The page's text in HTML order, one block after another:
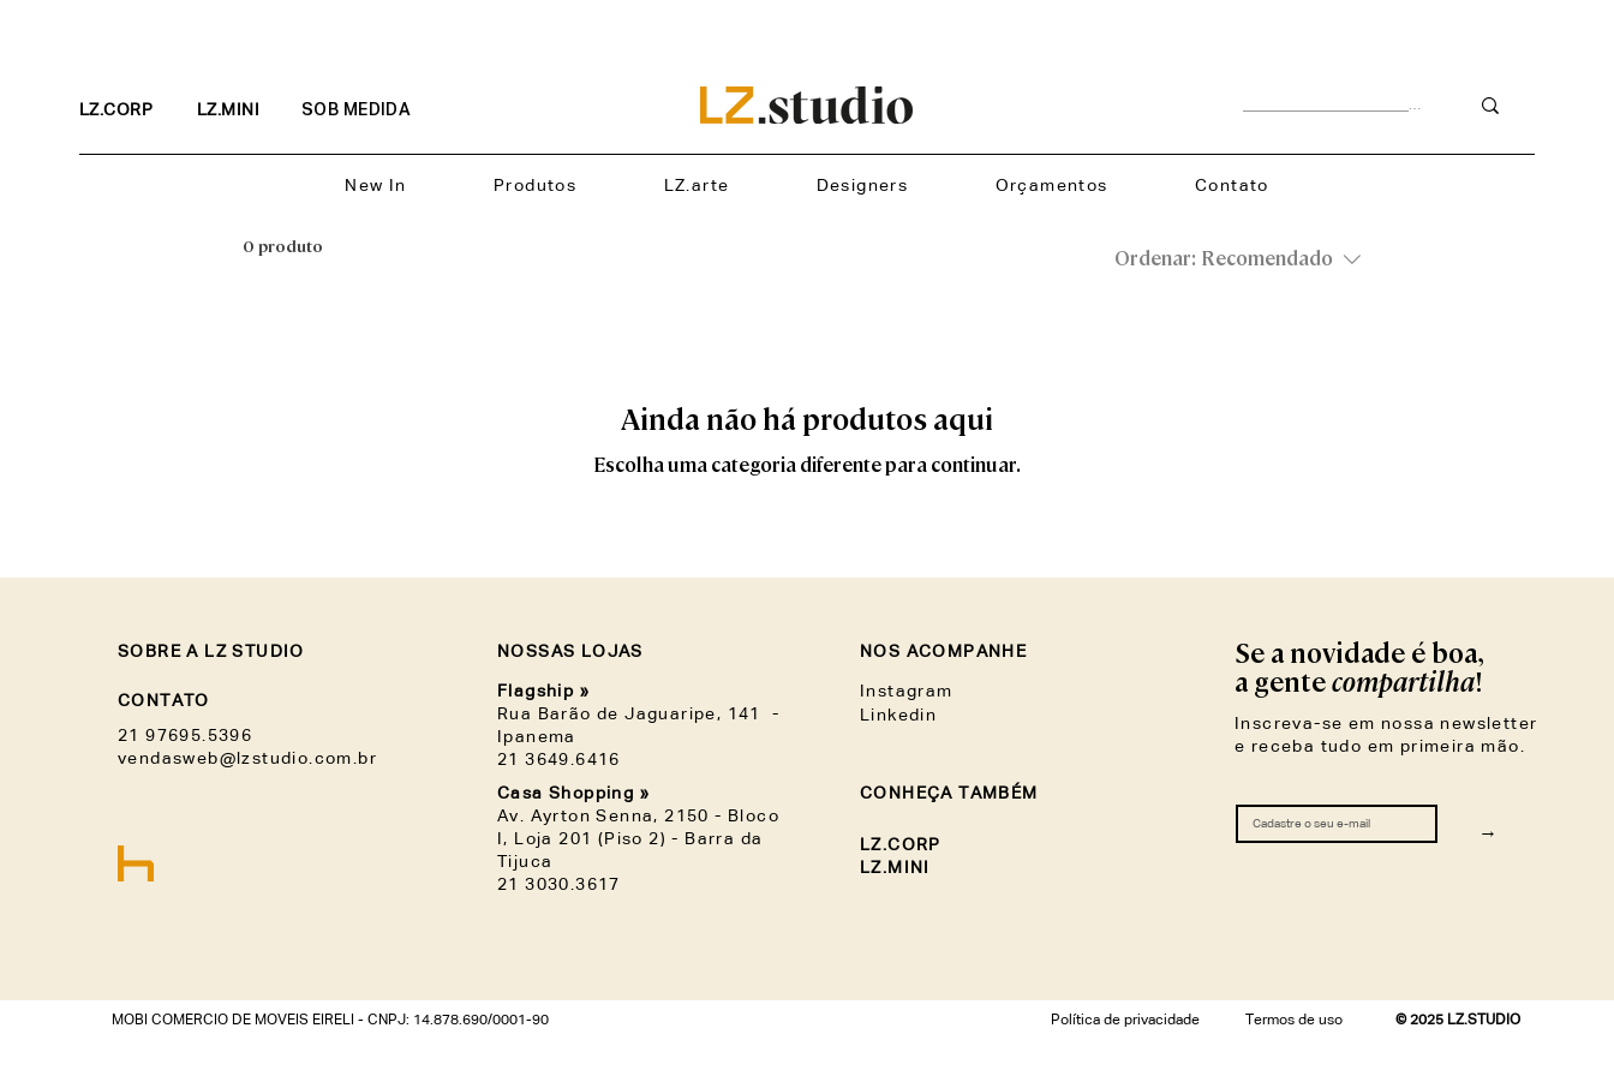
LZ.CORP LZ.MINI SOB MEDIDA
New In Produtos LZ.arte Designers Orçamentos Contato
0 produto Ordenar: Recomendado
Ainda não há produtos aqui
Escolha uma categoria diferente para continuar.
SOBRE A LZ STUDIO
CONTATO
21 97695.5396
vendasweb@lzstudio.com.br
NOSSAS LOJAS
Flagship »
Rua Barão de Jaguaripe, 141 -
Ipanema
21 3649.6416
Casa Shopping »
Av. Ayrton Senna, 2150 - Bloco
I, Loja 201 (Piso 2) - Barra da
Tijuca
21 3030.3617
NOS ACOMPANHE
Instagram
Linkedin
CONHEÇA TAMBÉM
LZ.CORP
LZ.MINI
Se a novidade é boa,
a gentecompartilha!
Inscreva-se em nossa newsletter
e receba tudo em primeira mão.
→
MOBI COMERCIO DE MOVEIS EIRELI - CNPJ: 14.878.690/0001-90 Política de privacidade Termos de uso © 2025 LZ.STUDIO